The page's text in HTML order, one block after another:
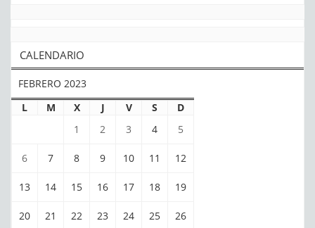
CALENDARIO
FEBRERO 2023
L
M X J V S
D
1
2 3 4 5
6 7 8 9 10 11 12
13 14 15 16 17 18 19
20 21 22 23 24 25 26